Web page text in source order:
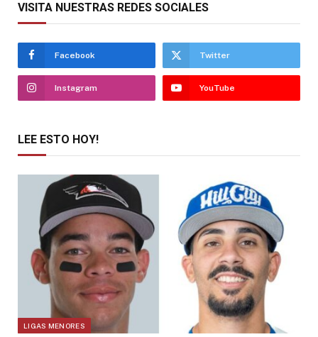
VISITA NUESTRAS REDES SOCIALES
Facebook Twitter
Instagram YouTube
LEE ESTO HOY!
LIGAS MENORES